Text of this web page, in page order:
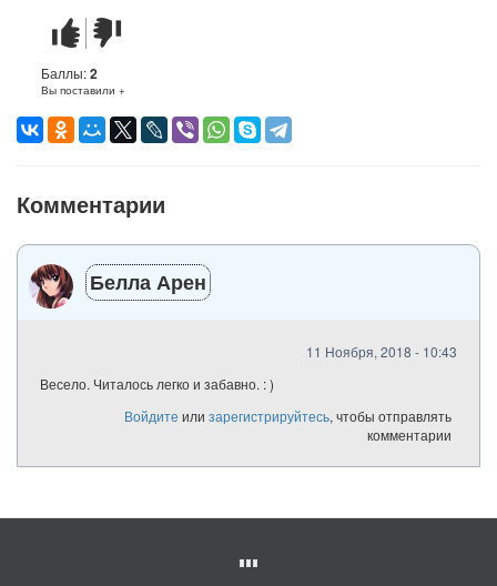
Стих
понравился
Стих
не
понравился
Баллы:2
Вы поставили +
Комментарии
Белла Арен
11 Ноября, 2018 - 10:43
Весело. Читалось легко и забавно. : )
Войдите или зарегистрируйтесь, чтобы отправлять
комментарии